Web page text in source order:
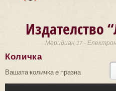
Издателство
Меридиан 27 -
Количка
Вашата количка е празна